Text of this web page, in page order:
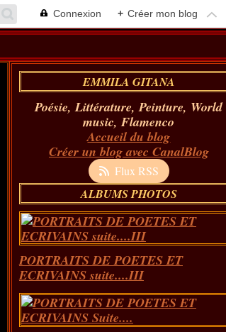
Connexion + Créer mon blog
EMMILA GITANA
Poésie, Littérature, Peinture, World
music, Flamenco
Accueil du blog
Créer un blog avec CanalBlog
Flux RSS
ALBUMS PHOTOS
PORTRAITS DE POETES ET
ECRIVAINS suite....III